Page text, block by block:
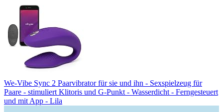
We-Vibe Sync 2 Paarvibrator für sie und ihn - Sexspielzeug für
Paare - stimuliert Klitoris und G-Punkt - Wasserdicht - Ferngesteuert
und mit App - Lila